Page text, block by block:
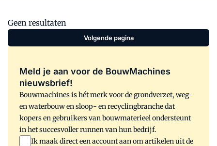
Geen resultaten
Volgende pagina
Meld je aan voor de BouwMachines
nieuwsbrief!
Bouwmachines is hét merk voor de grondverzet, weg-
en waterbouw en sloop- en recyclingbranche dat
kopers en gebruikers van bouwmaterieel ondersteunt
in het succesvoller runnen van hun bedrijf.
Ik maak direct een account aan om artikelen uit de